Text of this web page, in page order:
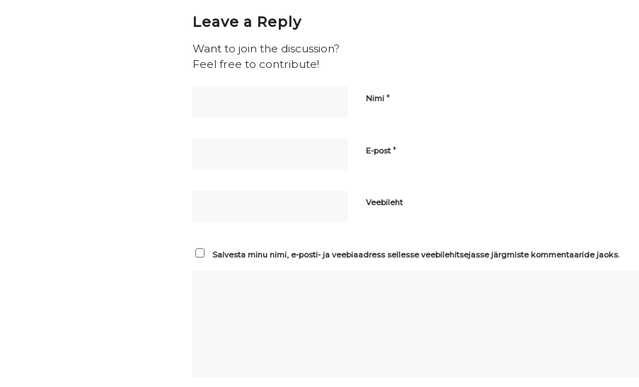
Leave a Reply
Want to join the discussion?
Feel free to contribute!
Nimi *
E-post*
Veebileht
Salvesta minu nimi, e-posti- ja veebiaadress sellesse veebilehitsejasse järgmiste kommentaaride jaoks.